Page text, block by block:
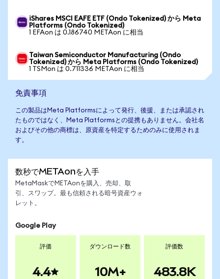
iShares MSCI EAFE ETF (Ondo Tokenized) から Meta
Platforms (Ondo Tokenized)
1 EFAon は 0.186740 METAon に相当
Taiwan Semiconductor Manufacturing (Ondo
Tokenized) から Meta Platforms (Ondo Tokenized)
1 TSMon は 0.711336 METAon に相当
免責事項
この製品はMeta Platformsによって発行、後援、または承認され
たものではなく、Meta Platformsとの提携もありません。会社名
およびその他の商標は、原資産を特定するためのみに使用されま
す。
数秒でMETAonを入手
MetaMaskでMETAonを購入、売却、取
引、スワップ。最も信頼される暗号資産ウォ
レット。
Google Play
評価
4.4
ダウンロード数
10M+
評価数
483.8K